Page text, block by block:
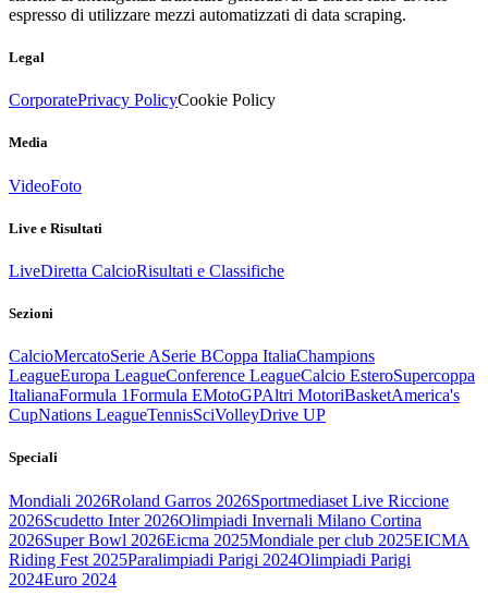
espresso di utilizzare mezzi automatizzati di data scraping.
Legal
CorporatePrivacy PolicyCookie Policy
Media
VideoFoto
Live e Risultati
LiveDiretta CalcioRisultati e Classifiche
Sezioni
CalcioMercatoSerie ASerie BCoppa ItaliaChampions
LeagueEuropa LeagueConference LeagueCalcio EsteroSupercoppa
ItalianaFormula 1Formula EMotoGPAltri MotoriBasketAmerica's
CupNations LeagueTennisSciVolleyDrive UP
Speciali
Mondiali 2026Roland Garros 2026Sportmediaset Live Riccione
2026Scudetto Inter 2026Olimpiadi Invernali Milano Cortina
2026Super Bowl 2026Eicma 2025Mondiale per club 2025EICMA
Riding Fest 2025Paralimpiadi Parigi 2024Olimpiadi Parigi
2024Euro 2024